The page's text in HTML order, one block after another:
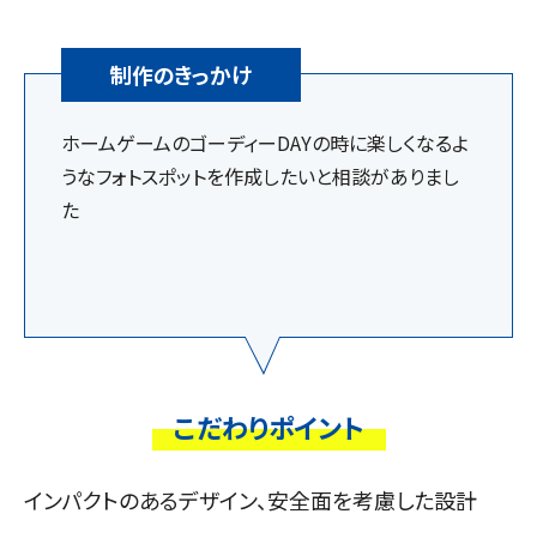
制作のきっかけ
ホームゲームのゴーディーDAYの時に楽しくなるよ
うなフォトスポットを作成したいと相談がありまし
た
こだわりポイント
インパクトのあるデザイン、安全面を考慮した設計